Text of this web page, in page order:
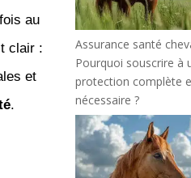
au
clair :
et
.
Assurance santé
Pourquoi souscrire à
protection complète
nécessaire ?